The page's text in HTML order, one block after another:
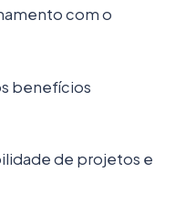
com o
benefícios
de projetos e